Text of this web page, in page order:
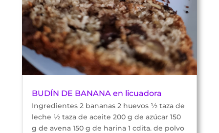
BUDÍN DE BANANA en licuadora
Ingredientes 2 bananas 2 huevos ½ taza de
leche ½ taza de aceite 200 g de azúcar 150
g de avena 150 g de harina 1 cdita. de polvo